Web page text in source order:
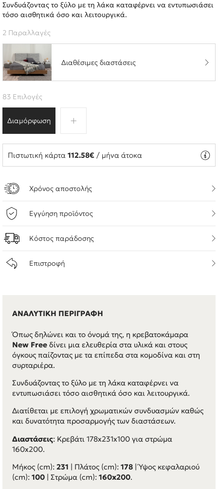
Συνδυάζοντας το ξύλο με τη λάκα καταφέρνει να εντυπωσιάσει
τόσο αισθητικά όσο και λειτουργικά.
2 Παραλλαγές
Διαθέσιμες διαστάσεις
Διαμόρφωση
83 Επιλογές
Πιστωτική κάρτα 112.58€ / μήνα άτοκα
Χρόνος αποστολής
Εγγύηση προϊόντος
Κόστος παράδοσης
Επιστροφή
ΑΝΑΛΥΤΙΚΗ ΠΕΡΙΓΡΑΦΗ
Όπως δηλώνει και το όνομά της, η κρεβατοκάμαρα
New Free δίνει μια ελευθερία στα υλικά και στους
όγκους παίζοντας με τα επίπεδα στα κομοδίνα και στη
συρταριέρα.
Συνδυάζοντας το ξύλο με τη λάκα καταφέρνει να
εντυπωσιάσει τόσο αισθητικά όσο και λειτουργικά.
Διατίθεται με επιλογή χρωματικών συνδυασμών καθώς
και δυνατότητα προσαρμογής των διαστάσεων.
Διαστάσεις: Κρεβάτι 178x231x100 για στρώμα
160x200.
Μήκος (cm): 231 | Πλάτος (cm): 178 | Ύψος κεφαλαριού
(cm): 100 | Στρώμα (cm): 160x200.